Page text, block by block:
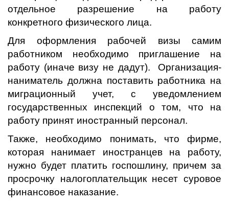
отдельное разрешение на работу
конкретного физического лица.
Для оформления рабочей визы самим
работником необходимо приглашение на
работу (иначе визу не дадут). Организация-
наниматель должна поставить работника на
миграционный учет, с уведомлением
государственных инспекций о том, что на
работу принят иностранный персонал.
Также, необходимо понимать, что фирме,
которая нанимает иностранцев на работу,
нужно будет платить госпошлину, причем за
просрочку налогоплательщик несет суровое
финансовое наказание.